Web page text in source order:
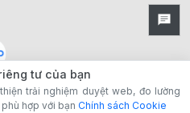
tư của bạn
trải nghiệm duyệt web, đo lường
hợp với bạn Chính sách Cookie